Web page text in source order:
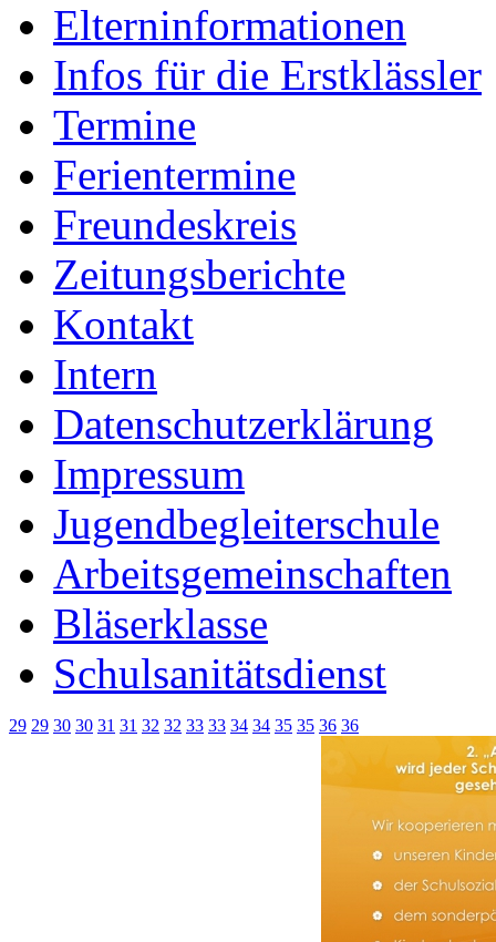
Elterninformationen
Infos für die Erstklässler
Termine
Ferientermine
Freundeskreis
Zeitungsberichte
Kontakt
Intern
Datenschutzerklärung
Impressum
Jugendbegleiterschule
Arbeitsgemeinschaften
Bläserklasse
Schulsanitätsdienst
29 29 30 30 31 31 32 32 33 33 34 34 35 35 36 36